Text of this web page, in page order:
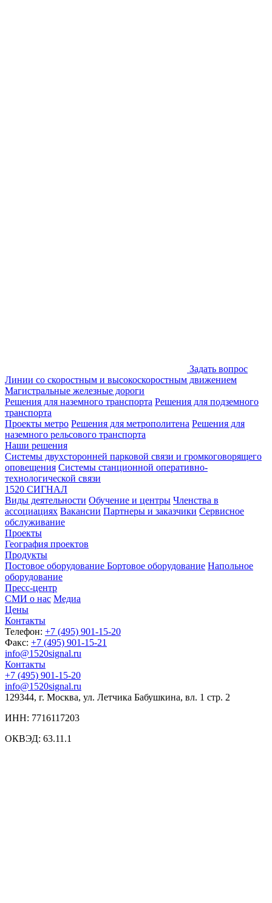
Задать вопрос
Линии со скоростным и высокоскоростным движением
Магистральные железные дороги
Решения для наземного транспорта Решения для подземного
транспорта
Проекты метро Решения для метрополитена Решения для
наземного рельсового транспорта
Наши решения
Системы двухсторонней парковой связи и громкоговорящего
оповещения Системы станционной оперативно-
технологической связи
1520 СИГНАЛ
Виды деятельности Обучение и центры Членства в
ассоциациях Вакансии Партнеры и заказчики Сервисное
обслуживание
Проекты
География проектов
Продукты
Постовое оборудование Бортовое оборудование Напольное
оборудование
Пресс-центр
СМИ о нас Медиа
Цены
Контакты
Телефон: +7 (495) 901-15-20
Факс: +7 (495) 901-15-21
info@1520signal.ru
Контакты
+7 (495) 901-15-20
info@1520signal.ru
129344, г. Москва, ул. Летчика Бабушкина, вл. 1 стр. 2
ИНН: 7716117203
ОКВЭД: 63.11.1